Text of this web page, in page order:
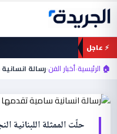
تخطي
المحتوى
⚡ عاجل
🏠 الرئيسية›أخبار الفن›رسالة
أخبار الفن
رسالة انسانية
حلّت الممثلة اللبنانية